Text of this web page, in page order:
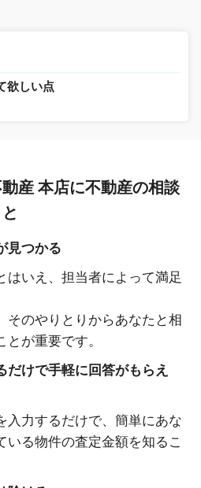
欲しい点
産 本店に不動産の相談
見つかる
はいえ、担当者によって満足
そのやりとりからあなたと相
が重要です。
だけで手軽に回答がもらえ
入力するだけで、簡単にあな
いる物件の査定金額を知るこ